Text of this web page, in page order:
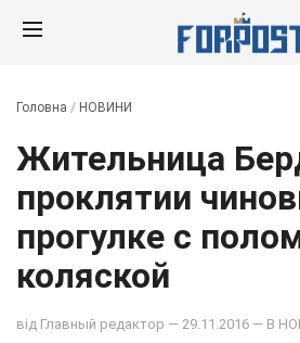
Головна / НОВИНИ
Жительница
проклятии
прогулке с
коляской
від Главный редактор — 29.11.2016 — В